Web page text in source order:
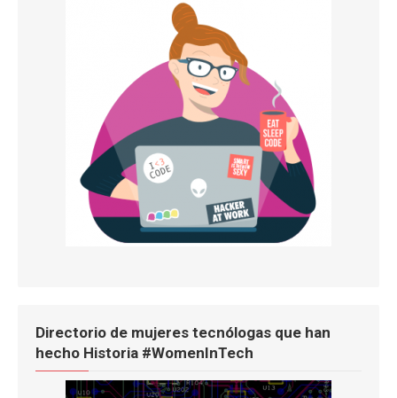
Directorio de mujeres tecnólogas que han
hecho Historia #WomenInTech